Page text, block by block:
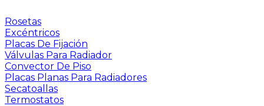
Rosetas
Excéntricos
Placas De Fijación
Válvulas Para Radiador
Convector De Piso
Placas Planas Para Radiadores
Secatoallas
Termostatos